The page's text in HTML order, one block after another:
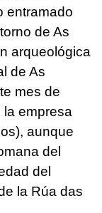
entramado
de As
arqueológica
de As
mes de
empresa
aunque
del
del
la Rúa das